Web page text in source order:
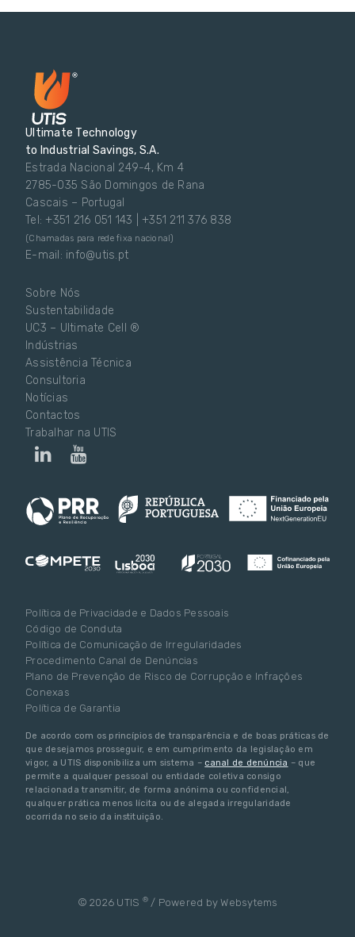
Ultimate Technology
to Industrial Savings, S.A.
Estrada Nacional 249-4, Km 4
2785-035 São Domingos de Rana
Cascais – Portugal
Tel: +351 216 051 143 | +351 211 376 838
(Chamadas para rede fixa nacional)
E-mail: info@utis.pt
Sobre Nós
Sustentabilidade
UC3 – Ultimate Cell ®
Indústrias
Assistência Técnica
Consultoria
Notícias
Contactos
Trabalhar na UTIS
Política de Privacidade e Dados Pessoais
Código de Conduta
Política de Comunicação de Irregularidades
Procedimento Canal de Denúncias
Plano de Prevenção de Risco de Corrupção e Infrações
Conexas
Política de Garantia
De acordo com os princípios de transparência e de boas práticas de
que desejamos prosseguir, e em cumprimento da legislação em
vigor, a UTIS disponibiliza um sistema – canal de denúncia – que
permite a qualquer pessoal ou entidade coletiva consigo
relacionada transmitir, de forma anónima ou confidencial,
qualquer prática menos lícita ou de alegada irregularidade
ocorrida no seio da instituição.
© 2026 UTIS ®/ Powered byWebsytems